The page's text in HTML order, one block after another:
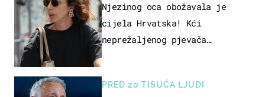
Njezinog oca obožavala je
cijela Hrvatska! Kći
neprežaljenog pjevača
PRED 20 TISUĆA LJUDI